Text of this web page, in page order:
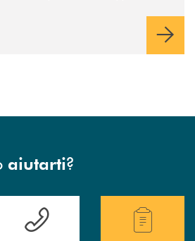
aiutarti?
delle filiali .
Hai bisogno di assistenza immediata ?
Hai bisogno di